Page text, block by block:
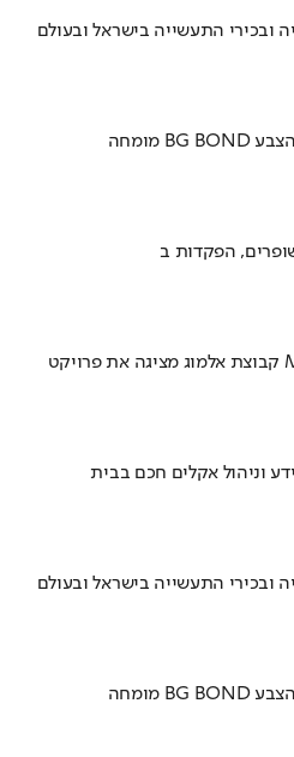
ובכירי התעשייה בישראל ובעולם
וניהול אקלים חכם בבית
ובכירי התעשייה בישראל ובעולם